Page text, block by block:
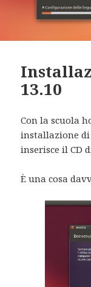
13.10
Con la scuola
installazione
inserisce il CD
È una cosa